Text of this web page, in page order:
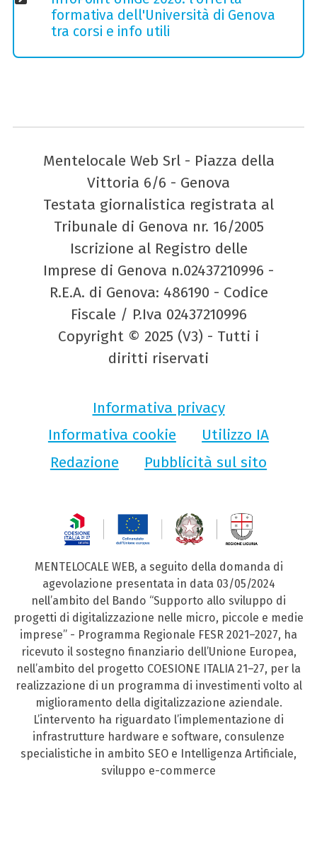
formativa dell'Università di Genova
tra corsi e info utili
Mentelocale Web Srl - Piazza della
Vittoria 6/6 - Genova
Testata giornalistica registrata al
Tribunale di Genova nr. 16/2005
Iscrizione al Registro delle
Imprese di Genova n.02437210996 -
R.E.A. di Genova: 486190 - Codice
Fiscale / P.Iva 02437210996
Copyright © 2025 (V3) - Tutti i
diritti riservati
Informativa privacy
Informativa cookie
Utilizzo IA
Redazione
Pubblicità sul sito
MENTELOCALE WEB, a seguito della domanda di
agevolazione presentata in data 03/05/2024
nell’ambito del Bando “Supporto allo sviluppo di
progetti di digitalizzazione nelle micro, piccole e medie
imprese” - Programma Regionale FESR 2021–2027, ha
ricevuto il sostegno finanziario dell’Unione Europea,
nell’ambito del progetto COESIONE ITALIA 21–27, per la
realizzazione di un programma di investimenti volto al
miglioramento della digitalizzazione aziendale.
L’intervento ha riguardato l’implementazione di
infrastrutture hardware e software, consulenze
specialistiche in ambito SEO e Intelligenza Artificiale,
sviluppo e-commerce